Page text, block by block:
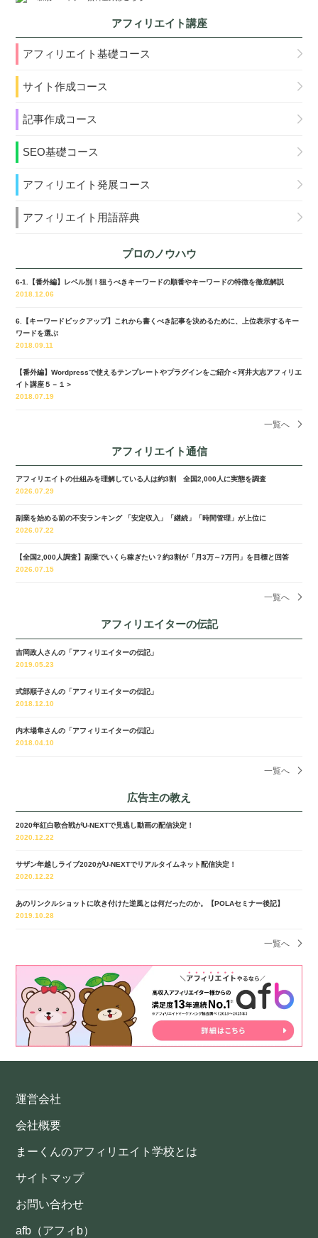
アフィリエイト講座
アフィリエイト基礎コース
サイト作成コース
記事作成コース
SEO基礎コース
アフィリエイト発展コース
アフィリエイト用語辞典
プロのノウハウ
6-1.【番外編】レベル別！狙うべきキーワードの順番やキーワードの特徴を徹底解説
2018.12.06
6.【キーワードピックアップ】これから書くべき記事を決めるために、上位表示するキー
ワードを選ぶ
2018.09.11
【番外編】Wordpressで使えるテンプレートやプラグインをご紹介＜河井大志アフィリエ
イト講座５－１＞
2018.07.19
一覧へ
アフィリエイト通信
アフィリエイトの仕組みを理解している人は約3割 全国2,000人に実態を調査
2026.07.29
副業を始める前の不安ランキング 「安定収入」「継続」「時間管理」が上位に
2026.07.22
【全国2,000人調査】副業でいくら稼ぎたい？約3割が「月3万～7万円」を目標と回答
2026.07.15
一覧へ
アフィリエイターの伝記
吉岡政人さんの「アフィリエイターの伝記」
2019.05.23
式部順子さんの「アフィリエイターの伝記」
2018.12.10
内木場隼さんの「アフィリエイターの伝記」
2018.04.10
一覧へ
広告主の教え
2020年紅白歌合戦がU-NEXTで見逃し動画の配信決定！
2020.12.22
サザン年越しライブ2020がU-NEXTでリアルタイムネット配信決定！
2020.12.22
あのリンクルショットに吹き付けた逆風とは何だったのか。【POLAセミナー後記】
2019.10.28
一覧へ
運営会社
会社概要
まーくんのアフィリエイト学校とは
サイトマップ
お問い合わせ
afb（アフィb）